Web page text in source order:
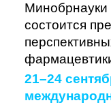
Минобрнауки
состоится
21–24